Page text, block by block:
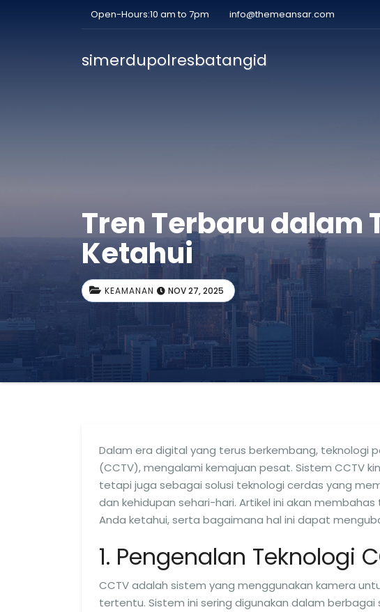
Open-Hours:10 am to 7pm info@themeansar.com
simerdupolresbatangid
Tren Terbaru dalam
Ketahui
KEAMANAN NOV 27, 2025
Dalam era digital yang terus berkembang, teknologi
(CCTV), mengalami kemajuan pesat. Sistem CCTV
tetapi juga sebagai solusi teknologi cerdas yang
dan kehidupan sehari-hari. Artikel ini akan
Anda ketahui, serta bagaimana hal ini dapat
1. Pengenalan Teknologi
CCTV adalah sistem yang menggunakan kamera
tertentu. Sistem ini sering digunakan dalam berbagai